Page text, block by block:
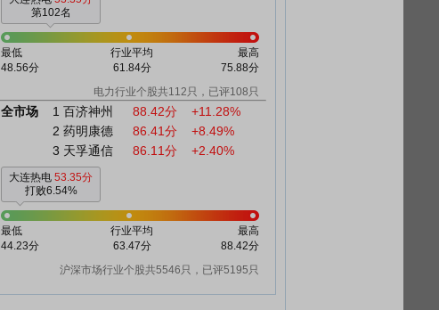
第102名
最低
48.56分
行业平均
61.84分
最高
75.88分
电力行业个股共112只，已评108只
全市场 1 百济神州 88.42分
+11.28%
2 药明康德 86.41分
+8.49%
3 天孚通信 86.11分 +2.40%
大连热电 53.35分
打败6.54%
最低
44.23分
行业平均
63.47分
最高
88.42分
沪深市场行业个股共5546只，已评5195只